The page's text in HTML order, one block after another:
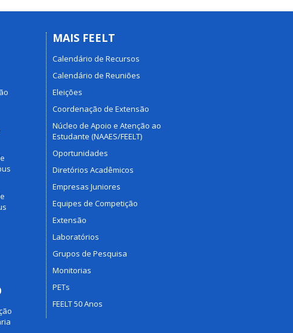
MAIS FEELT
Calendário de Recursos
Calendário de Reuniões
Eleições
Coordenação de Extensão
Núcleo de Apoio e Atenção ao
Estudante (NAAES/FEELT)
Oportunidades
Diretórios Acadêmicos
Empresas Juniores
Equipes de Competição
Extensão
Laboratórios
Grupos de Pesquisa
Monitorias
PETs
FEELT 50 Anos